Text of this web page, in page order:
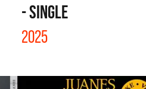
- SINGLE
2025